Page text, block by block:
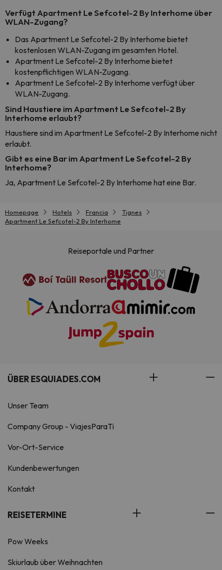
Verfügt Apartment Le Sefcotel-2 By Interhome über
WLAN-Zugang?
Das Apartment Le Sefcotel-2 By Interhome bietet
kostenlosen WLAN-Zugang im gesamten Hotel.
Apartment Le Sefcotel-2 By Interhome bietet
kostenpflichtigen WLAN-Zugang.
Apartment Le Sefcotel-2 By Interhome verfügt über
WLAN-Zugang.
Sind Haustiere im Apartment Le Sefcotel-2 By
Interhome erlaubt?
Haustiere sind im Apartment Le Sefcotel-2 By Interhome nicht
erlaubt.
Gibt es eine Bar im Apartment Le Sefcotel-2 By
Interhome?
Ja, Apartment Le Sefcotel-2 By Interhome hat eine Bar.
Homepage Hotels Francia
Tignes
Apartment Le Sefcotel-2 By Interhome
Reiseportale und Partner
ÜBER ESQUIADES.COM
Unser Team
Company Group - ViajesParaTi
Vor-Ort-Service
Kundenbewertungen
Kontakt
REISETERMINE
Pow Weeks
Skiurlaub über Weihnachten